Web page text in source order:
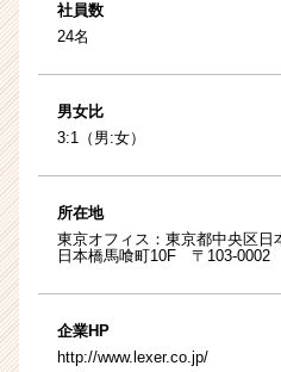
社員数
24名
男女比
3:1（男:女）
所在地
東京オフィス：東京都中央区日
日本橋馬喰町10F 〒103-0002
企業HP
http://www.lexer.co.jp/